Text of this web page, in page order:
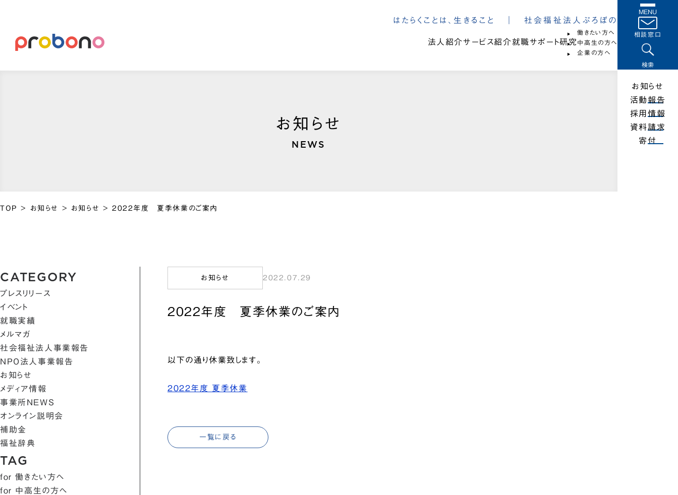
はたらくことは、生きること ｜ 社会福祉法人ぷろぼの
法人紹介サービス紹介就職サポート研究
働きたい方へ
中高生の方へ
企業の方へ
お知らせ
NEWS
TOP > お知らせ > お知らせ >2022年度 夏季休業のご案内
CATEGORY
プレスリリース
イベント
就職実績
メルマガ
社会福祉法人事業報告
NPO法人事業報告
お知らせ
メディア情報
事業所NEWS
オンライン説明会
補助金
福祉辞典
TAG
for 働きたい方へ
for 中高生の方へ
お知らせ 2022.07.29
2022年度 夏季休業のご案内
以下の通り休業致します。
2022年度 夏季休業
一覧に戻る
MENU
相談窓口
検索
お知らせ
活動報告
採用情報
資料請求
寄付